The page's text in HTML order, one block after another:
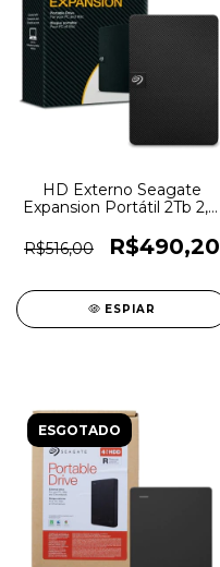
HD Externo Seagate
Expansion Portátil 2Tb 2,5"
1218
R$516,00 R$490,20
ESPIAR
ESGOTADO